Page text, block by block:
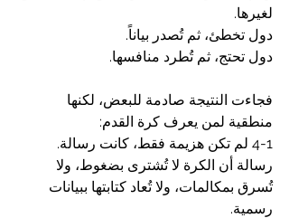
لغيرها.
دول تخطئ، ثم تُصدر بياناً.
دول تحتج، ثم تُطرد منافسها.
فجاءت النتيجة صادمة للبعض، لكنها
منطقية لمن يعرف كرة القدم:
4-1 لم تكن هزيمة فقط، كانت رسالة.
رسالة أن الكرة لا تُشترى بضغوط، ولا
تُسرق بمكالمات، ولا تُعاد كتابتها ببيانات
رسمية.